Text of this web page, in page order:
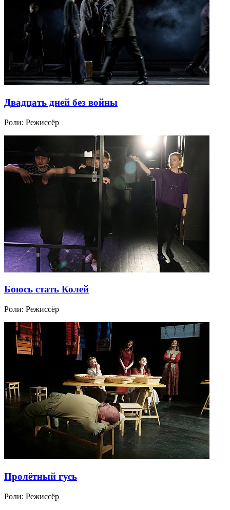
Двадцать дней без войны
Роли: Режиссёр
Боюсь стать Колей
Роли: Режиссёр
Пролётный гусь
Роли: Режиссёр